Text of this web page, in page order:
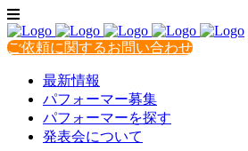
ご依頼に関するお問い合わせ
最新情報
パフォーマー募集
パフォーマーを探す
発表会について